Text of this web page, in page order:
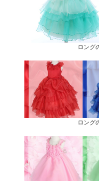
ロング
ロング